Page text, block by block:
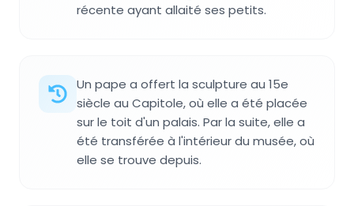
récente ayant allaité ses petits.
Un pape a offert la sculpture au 15e
siècle au Capitole, où elle a été placée
sur le toit d'un palais. Par la suite, elle a
été transférée à l'intérieur du musée, où
elle se trouve depuis.